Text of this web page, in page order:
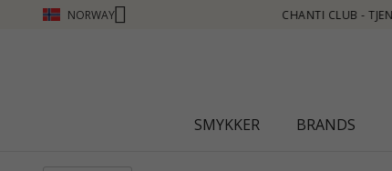
NORWAY
TJEN POENG SE MER - KLIKK HER
SMYKKER BRANDS